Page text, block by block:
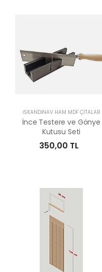
İSKANDİNAV HAM MDF ÇITALAR
İnce Testere ve Gönye
Kutusu Seti
350,00 TL